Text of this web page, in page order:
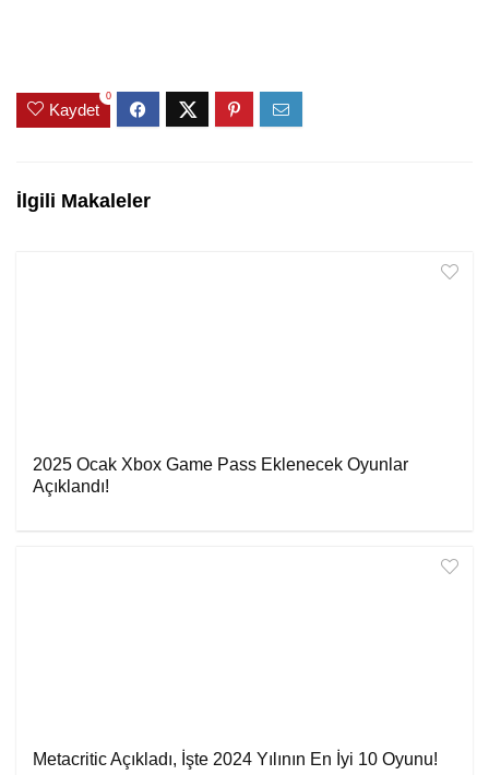
Kaydet
0
İlgili Makaleler
2025 Ocak Xbox Game Pass Eklenecek Oyunlar
Açıklandı!
Metacritic Açıkladı, İşte 2024 Yılının En İyi 10 Oyunu!